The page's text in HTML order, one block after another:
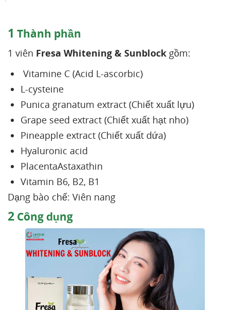
1 Thành phần
1 viên Fresa Whitening & Sunblock gồm:
Vitamine C (Acid L-ascorbic)
L-cysteine
Punica granatum extract (Chiết xuất lựu)
Grape seed extract (Chiết xuất hạt nho)
Pineapple extract (Chiết xuất dứa)
Hyaluronic acid
PlacentaAstaxathin
Vitamin B6, B2, B1
Dạng bào chế: Viên nang
2 Công dụng